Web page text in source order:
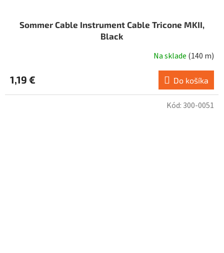
Sommer Cable Instrument Cable Tricone MKII,
Black
Na sklade (140 m)
1,19 € Do košíka
Kód: 300-0051